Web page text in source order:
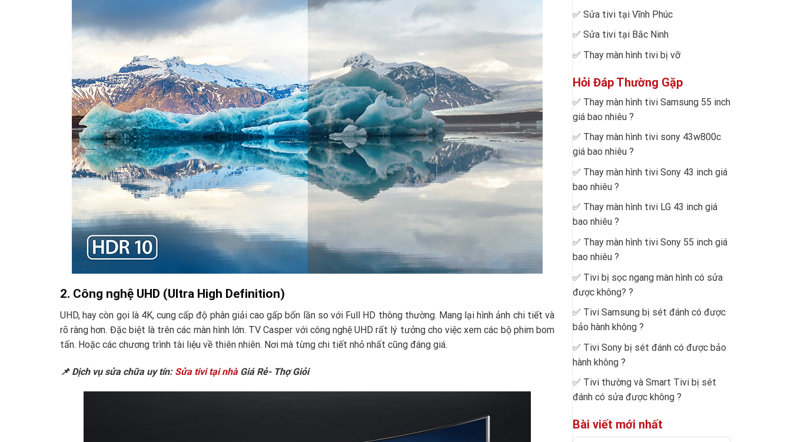
2. Công nghệ UHD (Ultra High Definition)
UHD, hay còn gọi là 4K, cung cấp độ phân giải cao gấp bốn lần so với Full HD thông thường. Mang lại hình ảnh chi tiết và
rõ ràng hơn. Đặc biệt là trên các màn hình lớn. TV Casper với công nghệ UHD rất lý tưởng cho việc xem các bộ phim bom
tấn. Hoặc các chương trình tài liệu về thiên nhiên. Nơi mà từng chi tiết nhỏ nhất cũng đáng giá.
📌 Dịch vụ sửa chữa uy tín: Sửa tivi tại nhàGiá Rẻ- Thợ Giỏi
✅ Sửa tivi tại Vĩnh Phúc
✅ Sửa tivi tại Bắc Ninh
✅ Thay màn hình tivi bị vỡ
Hỏi Đáp Thường Gặp
✅ Thay màn hình tivi Samsung 55 inch
giá bao nhiêu ?
✅ Thay màn hình tivi sony 43w800c
giá bao nhiêu ?
✅ Thay màn hình tivi Sony 43 inch giá
bao nhiêu ?
✅ Thay màn hình tivi LG 43 inch giá
bao nhiêu ?
✅ Thay màn hình tivi Sony 55 inch giá
bao nhiêu ?
✅ Tivi bị sọc ngang màn hình có sửa
được không? ?
✅ Tivi Samsung bị sét đánh có được
bảo hành không ?
✅ Tivi Sony bị sét đánh có được bảo
hành không ?
✅ Tivi thường và Smart Tivi bị sét
đánh có sửa được không ?
Bài viết mới nhất